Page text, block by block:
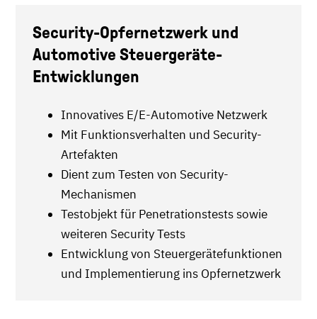
Security-Opfernetzwerk und
Automotive Steuergeräte-
Entwicklungen
Innovatives E/E-Automotive Netzwerk
Mit Funktionsverhalten und Security-
Artefakten
Dient zum Testen von Security-
Mechanismen
Testobjekt für Penetrationstests sowie
weiteren Security Tests
Entwicklung von Steuergerätefunktionen
und Implementierung ins Opfernetzwerk